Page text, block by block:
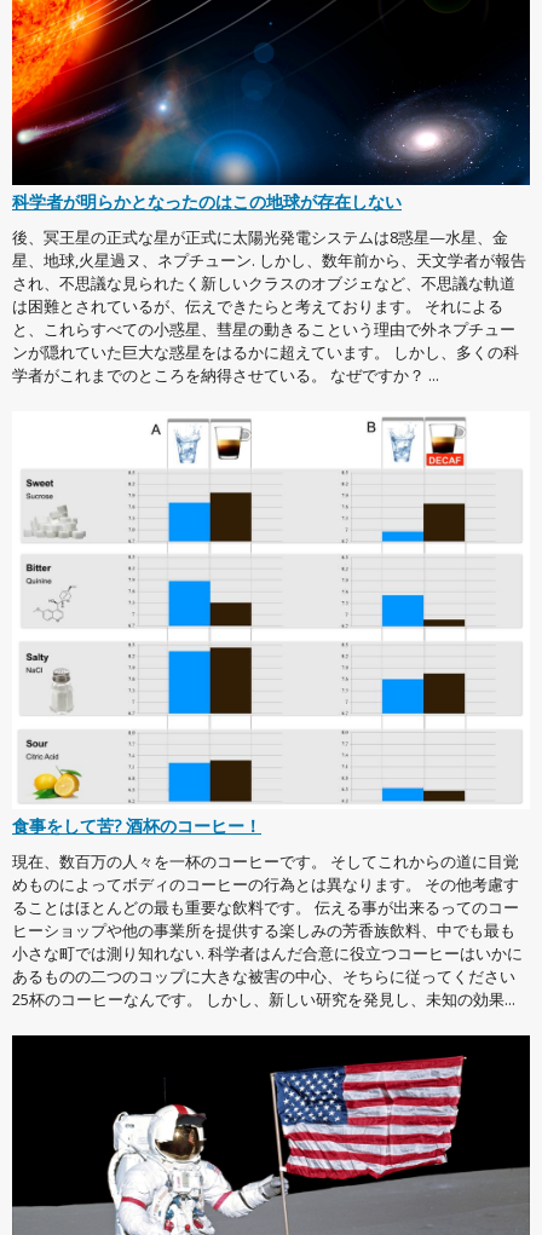
科学者が明らかとなったのはこの地球が存在しない
後、冥王星の正式な星が正式に太陽光発電システムは8惑星—水星、金
星、地球,火星過ヌ、ネプチューン. しかし、数年前から、天文学者が報告
され、不思議な見られたく新しいクラスのオブジェなど、不思議な軌道
は困難とされているが、伝えできたらと考えております。 それによる
と、これらすべての小惑星、彗星の動きるこという理由で外ネプチュー
ンが隠れていた巨大な惑星をはるかに超えています。 しかし、多くの科
学者がこれまでのところを納得させている。 なぜですか？ ...
食事をして苦? 酒杯のコーヒー！
現在、数百万の人々を一杯のコーヒーです。 そしてこれからの道に目覚
めものによってボディのコーヒーの行為とは異なります。 その他考慮す
ることはほとんどの最も重要な飲料です。 伝える事が出来るってのコー
ヒーショップや他の事業所を提供する楽しみの芳香族飲料、中でも最も
小さな町では測り知れない. 科学者はんだ合意に役立つコーヒーはいかに
あるものの二つのコップに大きな被害の中心、そちらに従ってください
25杯のコーヒーなんです。 しかし、新しい研究を発見し、未知の効果...